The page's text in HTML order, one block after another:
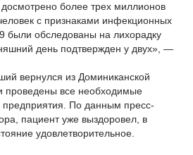
более трех миллионов
с признаками инфекционных
были обследованы на лихорадку
день подтвержден у двух», —
вернулся из Доминиканской
проведены все необходимые
предприятия. По данным пресс-
пациент уже выздоровел, в
удовлетворительное.